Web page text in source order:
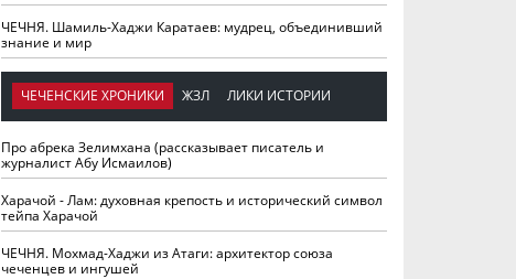
ЧЕЧНЯ. Шамиль-Хаджи Каратаев: мудрец, объединивший
знание и мир
ЧЕЧЕНСКИЕ ХРОНИКИ ЖЗЛ ЛИКИ ИСТОРИИ
Про абрека Зелимхана (рассказывает писатель и
журналист Абу Исмаилов)
Харачой - Лам: духовная крепость и исторический символ
тейпа Харачой
ЧЕЧНЯ. Мохмад-Хаджи из Атаги: архитектор союза
чеченцев и ингушей